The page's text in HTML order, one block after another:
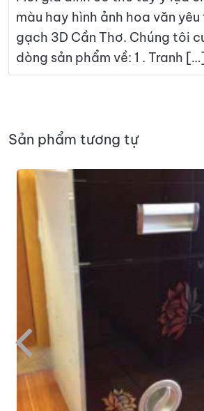
màu hay hình ảnh hoa văn
gạch 3D Cần Thơ. Chúng tôi
dòng sản phẩm về: 1 . Tranh […]
Sản phẩm tương tự